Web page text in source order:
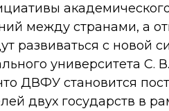
между странами, а
развиваться с новой
университета С.
ДВФУ становится
двух государств в